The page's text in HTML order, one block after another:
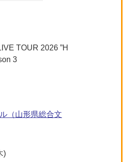
TOUR 2026 ”H
3
（山形県総合文
)